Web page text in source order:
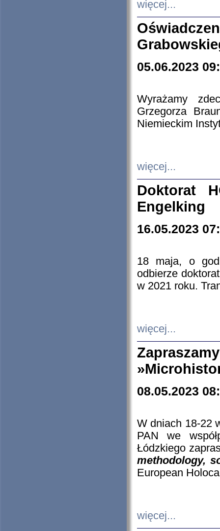
więcej...
05.06.2023
Wyrażamy
Grzegorza
Niemieckim
więcej...
Doktorat
Engelking
16.05.2023
18 maja, o
odbierze
w 2021 roku.
więcej...
08.05.2023
W dniach 18-22
PAN we
Łódzkiego
methodology,
European
więcej...